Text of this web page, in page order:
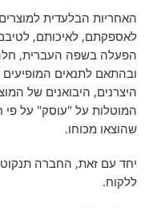
האחריות הבלעדית
לאספקתם, לאיכותם,
הפעלה בשפה העברית, חלה
ובהתאם לתנאים
היצרנים, היבואנים של
שהוצאו מכוחו.
יחד עם זאת, החברה תנקוט
ללקוח.